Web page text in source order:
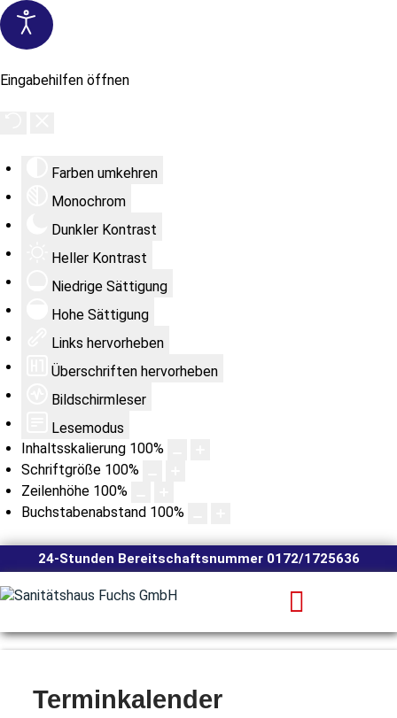
Eingabehilfen öffnen
Farben umkehren
Monochrom
Dunkler Kontrast
Heller Kontrast
Niedrige Sättigung
Hohe Sättigung
Links hervorheben
Überschriften hervorheben
Bildschirmleser
Lesemodus
Inhaltsskalierung 100%
Schriftgröße 100%
Zeilenhöhe 100%
Buchstabenabstand 100%
24-Stunden Bereitschaftsnummer 0172/1725636
Terminkalender